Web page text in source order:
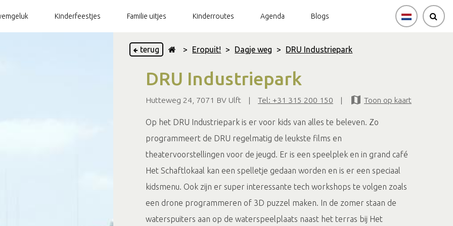
Kinderfeestjes Familie uitjes Kinderroutes Agenda Blogs
terug > Eropuit! > Dagje weg > DRU Industriepark
DRU Industriepark
Hutteweg 24, 7071 BV Ulft | Tel: +31 315 200 150 | Toon op kaart
Op het DRU Industriepark is er voor kids van alles te beleven. Zo
programmeert de DRU regelmatig de leukste films en
theatervoorstellingen voor de jeugd. Er is een speelplek en in grand café
Het Schaftlokaal kan een spelletje gedaan worden en is er een speciaal
kidsmenu. Ook zijn er super interessante tech workshops te volgen zoals
een drone programmeren of 3D puzzel maken. In de zomer staan de
waterspuiters aan op de waterspeelplaats naast het terras bij Het